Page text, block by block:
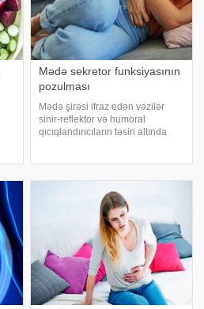
Mədə sekretor funksiyasının
pozulması
Mədə şirəsi ifraz edən vəzilər
sinir-reflektor və humoral
qıcıqlandırıcıların təsiri altında
həyata keçirilir. Humora